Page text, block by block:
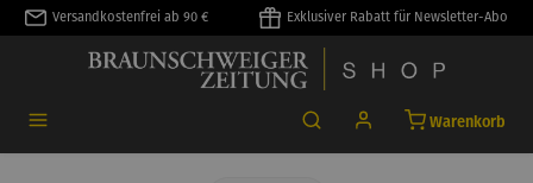
springen
Versandkostenfrei ab 90 € Exklusiver Rabatt für Newsletter-Abo
Warenkorb